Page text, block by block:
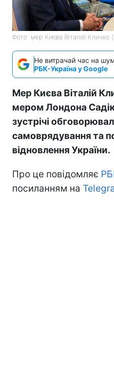
Фото: мер Києва Віталій Кличко
Не витрачай час на
РБК-Україна у Google
Мер Києва Віталій
мером Лондона
зустрічі
самоврядування та
відновлення України.
Про це повідомляє
посиланням на